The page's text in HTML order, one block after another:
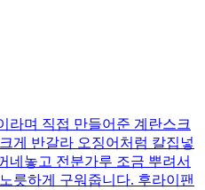
라며 직접 만들어준 계란스크
게 반갈라 오징어처럼 칼집넣
네놓고 전분가루 조금 뿌려서
릇하게 구워줍니다. 후라이팬